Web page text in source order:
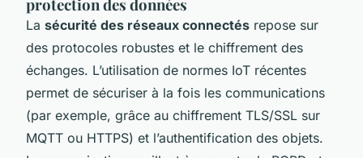
protection des données
La sécurité des réseaux connectés repose sur
des protocoles robustes et le chiffrement des
échanges. L’utilisation de normes IoT récentes
permet de sécuriser à la fois les communications
(par exemple, grâce au chiffrement TLS/SSL sur
MQTT ou HTTPS) et l’authentification des objets.